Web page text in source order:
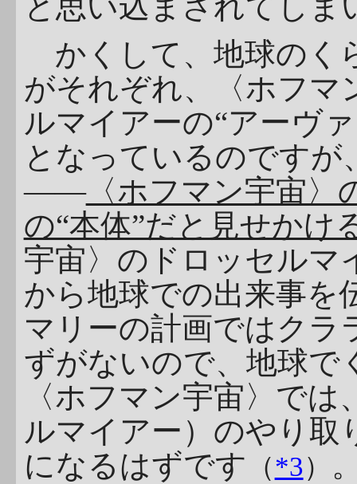
と思い込まされてしま
かくして、地球のく
がそれぞれ、〈ホフマ
ルマイアーの“アーヴ
となっているのですが
――〈ホフマン宇宙〉
の“本体”だと見せかけ
宇宙〉のドロッセルマ
から地球での出来事を
マリーの計画ではクラ
ずがないので、地球で
〈ホフマン宇宙〉で
ルマイアー）のやり取
になるはずです （*3）